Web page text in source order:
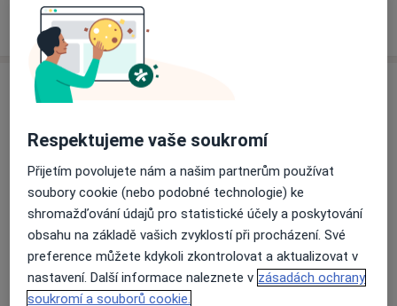
Rezervovat termín
MDDr. Ganna Morozova
·Více
319 názorů
Lupáčova 864/18, Praha
Respektujeme vaše soukromí
Přijetím povolujete nám a našim partnerům používat
soubory cookie (nebo podobné technologie) ke
shromažďování údajů pro statistické účely a poskytování
obsahu na základě vašich zvyklostí při procházení. Své
preference můžete kdykoli zkontrolovat a aktualizovat v
nastavení. Další informace naleznete v zásadách ochrany
soukromí a souborů cookie.